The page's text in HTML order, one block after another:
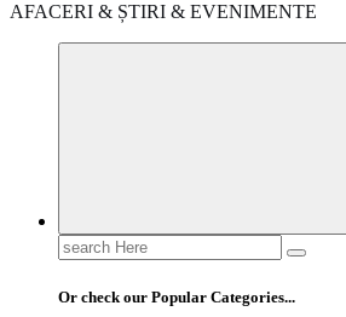
AFACERI & ȘTIRI & EVENIMENTE
Search
for:
Or check our Popular Categories...